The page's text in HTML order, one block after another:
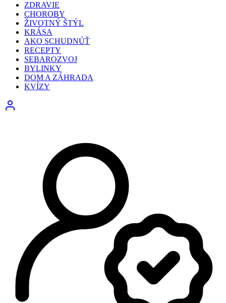
ZDRAVIE
CHOROBY
ŽIVOTNÝ ŠTÝL
KRÁSA
AKO SCHUDNÚŤ
RECEPTY
SEBAROZVOJ
BYLINKY
DOM A ZÁHRADA
KVÍZY